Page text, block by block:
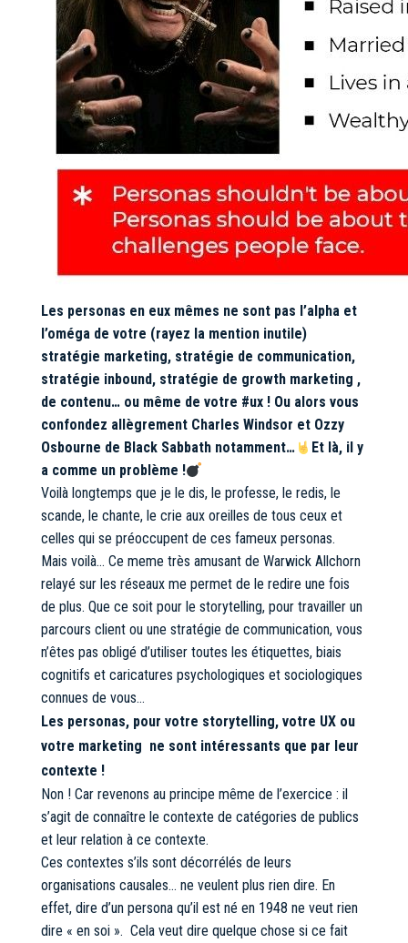
Les personas en eux mêmes ne sont pas l’alpha et
l’oméga de votre (rayez la mention inutile)
stratégie marketing, stratégie de communication,
stratégie inbound, stratégie de growth marketing ,
de contenu… ou même de votre #ux ! Ou alors vous
confondez allègrement Charles Windsor et Ozzy
Osbourne de Black Sabbath notamment…
Et là, il y
a comme un problème !
Voilà longtemps que je le dis, le professe, le redis, le
scande, le chante, le crie aux oreilles de tous ceux et
celles qui se préoccupent de ces fameux personas.
Mais voilà… Ce meme très amusant de Warwick Allchorn
relayé sur les réseaux me permet de le redire une fois
de plus. Que ce soit pour le storytelling, pour travailler un
parcours client ou une stratégie de communication, vous
n’êtes pas obligé d’utiliser toutes les étiquettes, biais
cognitifs et caricatures psychologiques et sociologiques
connues de vous…
Les personas, pour votre storytelling, votre UX ou
votre marketing ne sont intéressants que par leur
contexte !
Non ! Car revenons au principe même de l’exercice : il
s’agit de connaître le contexte de catégories de publics
et leur relation à ce contexte.
Ces contextes s’ils sont décorrélés de leurs
organisations causales… ne veulent plus rien dire. En
effet, dire d’un persona qu’il est né en 1948 ne veut rien
dire « en soi ». Cela veut dire quelque chose si ce fait